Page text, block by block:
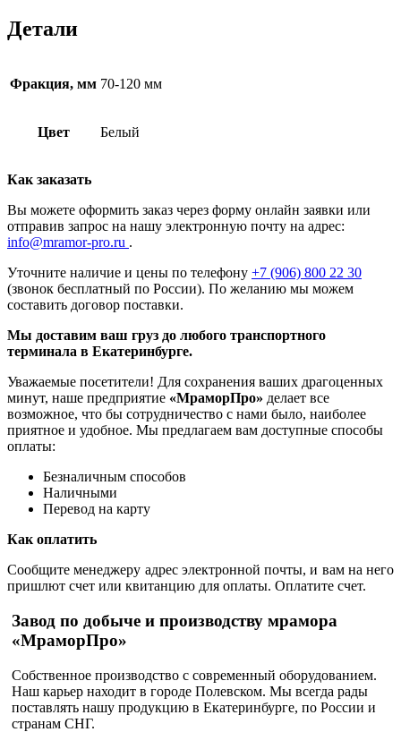
Детали
Фракция, мм 70-120 мм
Цвет Белый
Как заказать
Вы можете оформить заказ через форму онлайн заявки или
отправив запрос на нашу электронную почту на адрес:
info@mramor-pro.ru .
Уточните наличие и цены по телефону +7 (906) 800 22 30
(звонок бесплатный по России). По желанию мы можем
составить договор поставки.
Мы доставим ваш груз до любого транспортного
терминала в Екатеринбурге.
Уважаемые посетители! Для сохранения ваших драгоценных
минут, наше предприятие «МраморПро» делает все
возможное, что бы сотрудничество с нами было, наиболее
приятное и удобное. Мы предлагаем вам доступные способы
оплаты:
Безналичным способов
Наличными
Перевод на карту
Как оплатить
Сообщите менеджеру адрес электронной почты, и вам на него
пришлют счет или квитанцию для оплаты. Оплатите счет.
Завод по добыче и производству мрамора
«МраморПро»
Собственное производство с современный оборудованием.
Наш карьер находит в городе Полевском. Мы всегда рады
поставлять нашу продукцию в Екатеринбурге, по России и
странам СНГ.